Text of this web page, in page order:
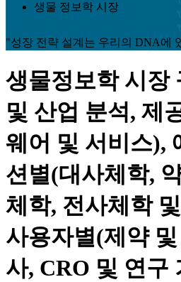
생물 정보학 시장
"성장 전략 설계는 우리의 DNA에
생물정보학 시장
및 산업 분석, 제
웨어 및 서비스),
션별(대사체학,
체학, 전사체학
사용자별(제약
사, CRO 및 연구